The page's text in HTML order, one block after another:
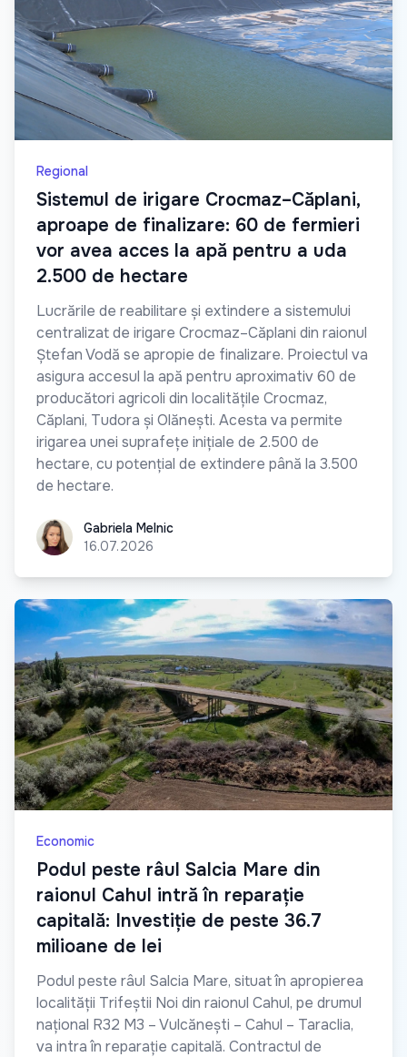
Regional
Sistemul de irigare Crocmaz–Căplani,
aproape de finalizare: 60 de fermieri
vor avea acces la apă pentru a uda
2.500 de hectare
Lucrările de reabilitare și extindere a sistemului
centralizat de irigare Crocmaz–Căplani din raionul
Ștefan Vodă se apropie de finalizare. Proiectul va
asigura accesul la apă pentru aproximativ 60 de
producători agricoli din localitățile Crocmaz,
Căplani, Tudora și Olănești. Acesta va permite
irigarea unei suprafețe inițiale de 2.500 de
hectare, cu potențial de extindere până la 3.500
de hectare.
Gabriela Melnic
Gabriela Melnic
16.07.2026
Economic
Podul peste râul Salcia Mare din
raionul Cahul intră în reparație
capitală: Investiție de peste 36.7
milioane de lei
Podul peste râul Salcia Mare, situat în apropierea
localității Trifeștii Noi din raionul Cahul, pe drumul
național R32 M3 – Vulcănești – Cahul – Taraclia,
va intra în reparație capitală. Contractul de